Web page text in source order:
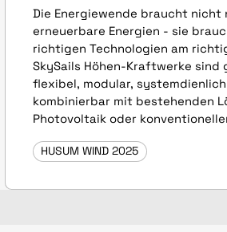
Die Energiewende braucht nicht
erneuerbare Energien - sie
richtigen Technologien am
SkySails Höhen-Kraftwerke sind
flexibel, modular,
kombinierbar mit bestehenden
Photovoltaik oder
HUSUM WIND 2025